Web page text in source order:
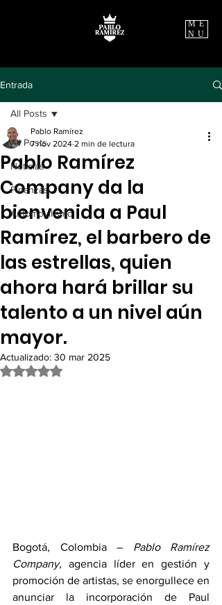
ME
NU
Entrada
All Posts
Noticias
Finanzas
Automovilismo
All Posts
Pablo Ramírez
Company da la
bienvenida a Paul
Ramírez, el barbero de
las estrellas, quien
ahora hará brillar su
talento a un nivel aún
mayor.
Pablo Ramírez
7 nov 2024 2 min de lectura
Actualizado: 30 mar 2025
Obtuvo NaN de 5 estrellas.
Bogotá, Colombia – Pablo Ramírez
Company, agencia líder en gestión y
promoción de artistas, se enorgullece en
anunciar la incorporación de Paul